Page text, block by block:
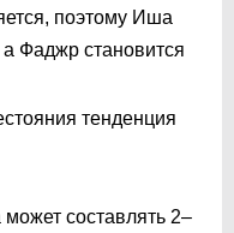
поэтому Иша
а Фаджр становится
тенденция
составлять 2–